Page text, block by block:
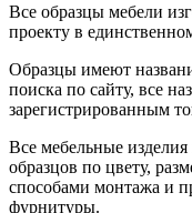
Все образцы мебели
проекту в
Образцы имеют
поиска по сайту, все
зарегистрированным
Все мебельные изделия
образцов по цвету,
способами монтажа и
фурнитуры.